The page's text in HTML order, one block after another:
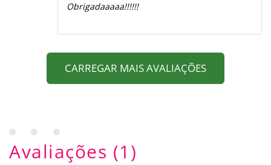
Obrigadaaaaa!!!!!!
CARREGAR MAIS AVALIAÇÕES
Avaliações (1)